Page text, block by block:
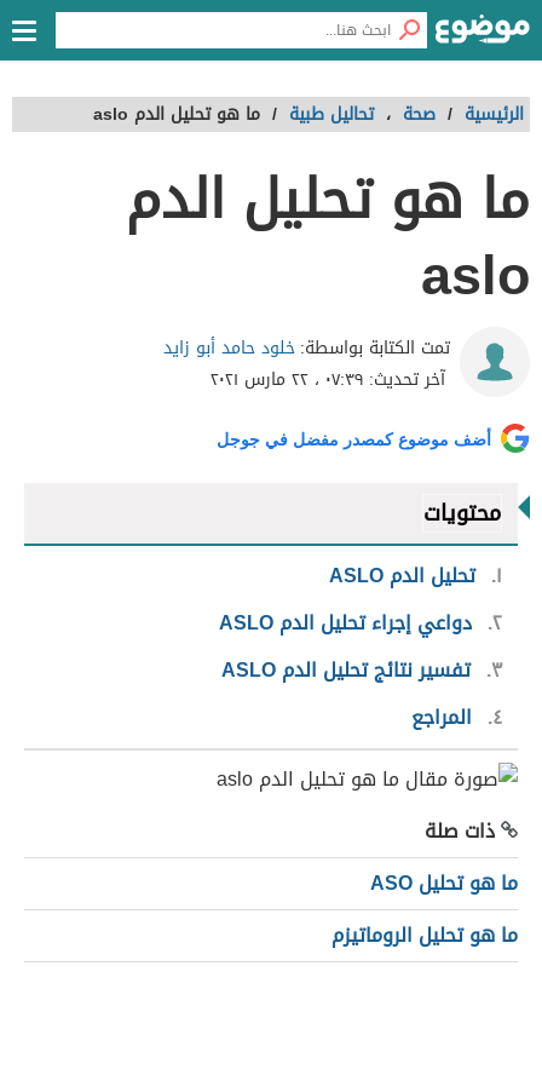
الرئيسية / صحة ، تحاليل طبية / ما هو تحليل الدم aslo
ما هو تحليل الدم
aslo
تمت الكتابة بواسطة:خلود حامد أبو زايد
آخر تحديث: ٠٧:٣٩ ، ٢٢ مارس ٢٠٢١
أضف موضوع كمصدر مفضل في جوجل
محتويات
١ تحليل الدم ASLO
٢ دواعي إجراء تحليل الدم ASLO
٣ تفسير نتائج تحليل الدم ASLO
٤
المراجع
ذات صلة
ما هو تحليل ASO
ما هو تحليل الروماتيزم